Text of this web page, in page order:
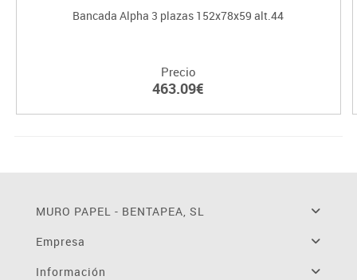
Bancada Alpha 3 plazas 152x78x59 alt.44
Precio
463.09€
MURO PAPEL - BENTAPEA, SL
Empresa
Información